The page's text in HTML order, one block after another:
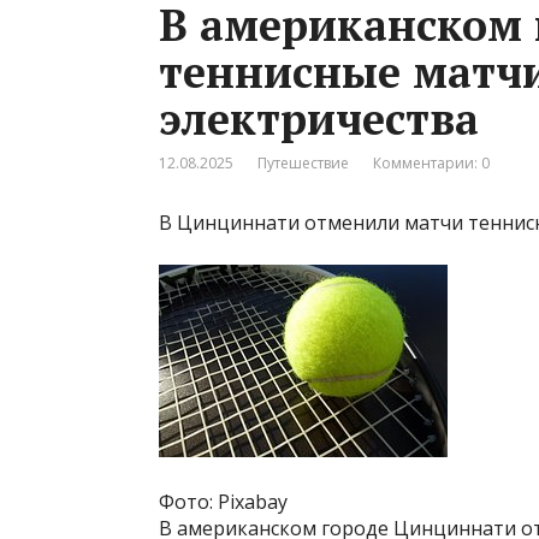
В американском
теннисные
электричества
12.08.2025 Путешествие Комментарии: 0
В Цинциннати отменили матчи
Фото: Pixabay
В американском городе Цинциннати